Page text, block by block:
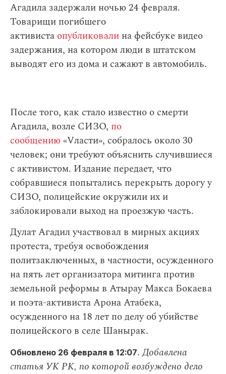
Агадила задержали ночью 24 февраля.
Товарищи погибшего
активиста опубликовали на фейсбуке видео
задержания, на котором люди в штатском
выводят его из дома и сажают в автомобиль.
После того, как стало известно о смерти
Агадила, возле СИЗО, по
сообщению«Vласти», собралось около 30
человек; они требуют объяснить случившиеся
с активистом. Издание передает, что
собравшиеся попытались перекрыть дорогу у
СИЗО, полицейские окружили их и
заблокировали выход на проезжую часть.
Дулат Агадил участвовал в мирных акциях
протеста, требуя освобождения
политзаключенных, в частности, осужденного
на пять лет организатора митинга против
земельной реформы в Атырау Макса Бокаева
и поэта-активиста Арона Атабека,
осужденного на 18 лет по делу об убийстве
полицейского в селе Шанырак.
Обновлено 26 февраля в 12:07.Добавлена
статья УК РК, по которой возбуждено дело